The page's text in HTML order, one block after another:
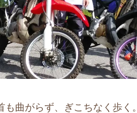
曲がらず、ぎこちなく歩く。